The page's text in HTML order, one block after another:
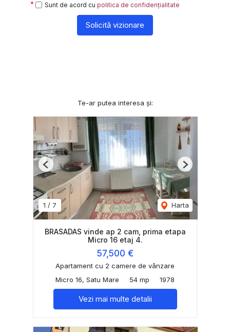
Sunt de acord cu politica de confidențialitate
Solicită vizionare
Te-ar putea interesa și:
1 / 7 Harta
Previous Next
BRASADAS vinde ap 2 cam, prima etapa
Micro 16 etaj 4.
57,500 €
Apartament cu 2 camere de vânzare
Micro 16, Satu Mare
54 mp 1978
Vezi mai multe detalii